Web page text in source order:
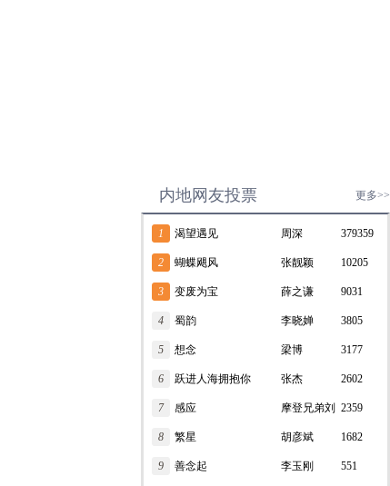
内地网友投票 更多>>
1 渴望遇见 周深 379359
2 蝴蝶飓风 张靓颖 10205
3 变废为宝 薛之谦 9031
4 蜀韵 李晓婵 3805
5 想念 梁博 3177
6 跃进人海拥抱你 张杰 2602
7 感应 摩登兄弟刘
宇宁
2359
8 繁星 胡彦斌 1682
9 善念起 李玉刚 551